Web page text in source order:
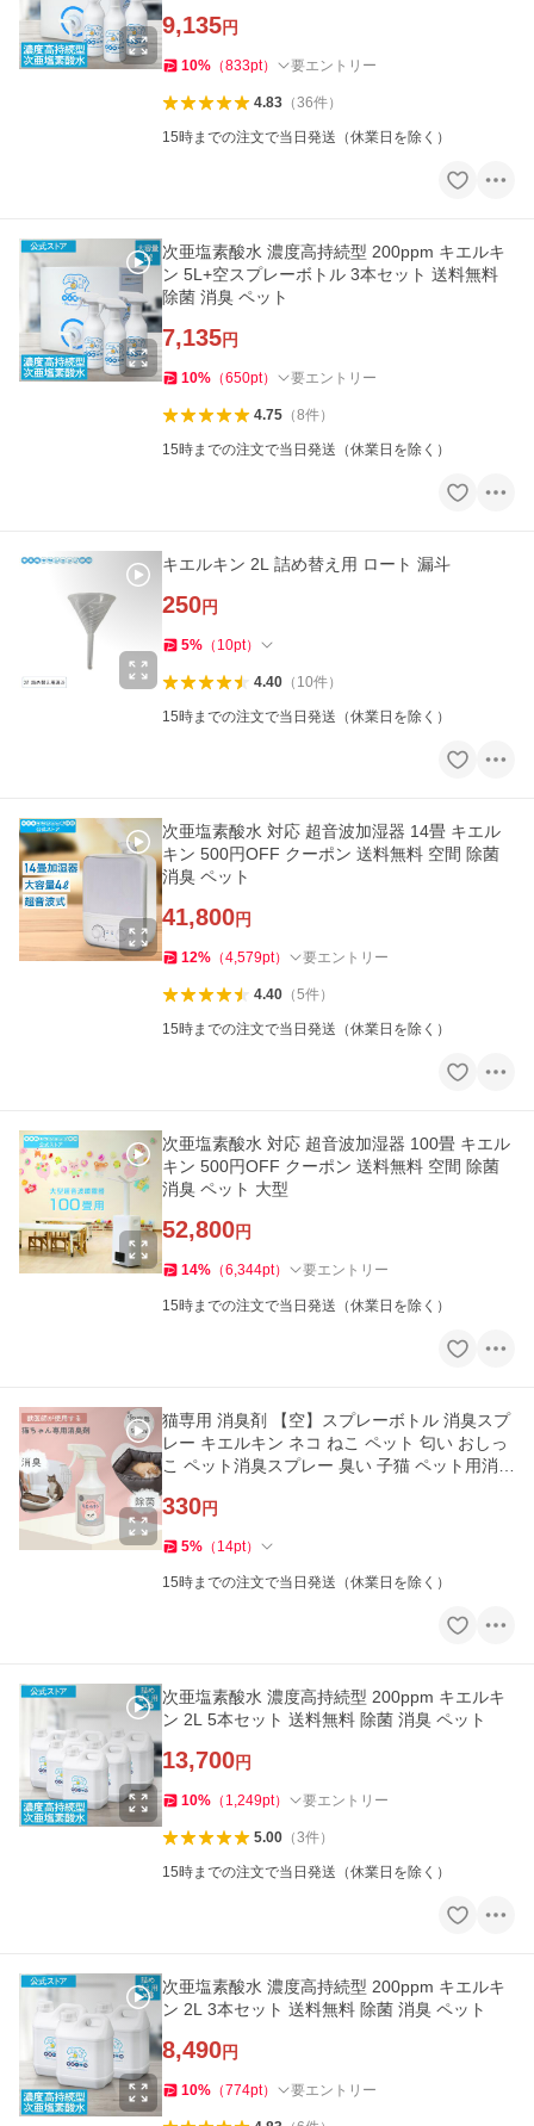
9,135円
10% （833pt） 要エントリー
4.83（36件）
15時までの注文で当日発送（休業日を除く）
次亜塩素酸水 濃度高持続型 200ppm キエルキ
ン 5L+空スプレーボトル 3本セット 送料無料
除菌 消臭 ペット
7,135円
10% （650pt） 要エントリー
4.75（8件）
15時までの注文で当日発送（休業日を除く）
キエルキン 2L 詰め替え用 ロート 漏斗
250円
5% （ 10pt）
4.40（ 10件）
15時までの注文で当日発送（休業日を除く）
次亜塩素酸水 対応 超音波加湿器 14畳 キエル
キン 500円OFF クーポン 送料無料 空間 除菌
消臭 ペット
41,800円
12% （4,579pt） 要エントリー
4.40（5件）
15時までの注文で当日発送（休業日を除く）
次亜塩素酸水 対応 超音波加湿器 100畳 キエル
キン 500円OFF クーポン 送料無料 空間 除菌
消臭 ペット 大型
52,800円
14% （6,344pt） 要エントリー
15時までの注文で当日発送（休業日を除く）
猫専用 消臭剤 【空】スプレーボトル 消臭スプ
レー キエルキン ネコ ねこ ペット 匂い おしっ
こ ペット消臭スプレー 臭い 子猫 ペット用消臭
330円
5% （ 14pt）
15時までの注文で当日発送（休業日を除く）
次亜塩素酸水 濃度高持続型 200ppm キエルキ
ン 2L 5本セット 送料無料 除菌 消臭 ペット
13,700円
10% （ 1,249pt） 要エントリー
5.00（3件）
15時までの注文で当日発送（休業日を除く）
次亜塩素酸水 濃度高持続型 200ppm キエルキ
ン 2L 3本セット 送料無料 除菌 消臭 ペット
8,490円
10% （774pt） 要エントリー